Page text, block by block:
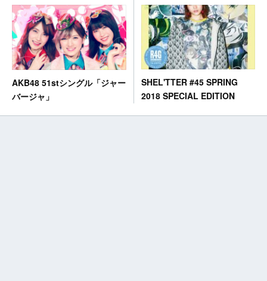
AKB48 51stシングル「ジャー
バージャ」
SHEL'TTER #45 SPRING
2018 SPECIAL EDITION